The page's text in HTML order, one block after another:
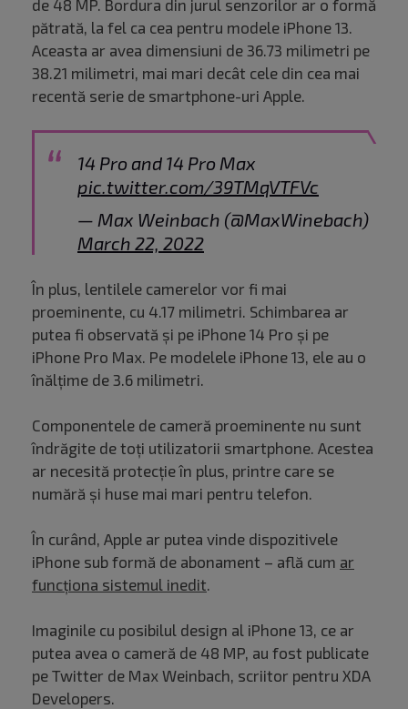
de 48 MP. Bordura din jurul senzorilor ar o formă
pătrată, la fel ca cea pentru modele iPhone 13.
Aceasta ar avea dimensiuni de 36.73 milimetri pe
38.21 milimetri, mai mari decât cele din cea mai
recentă serie de smartphone-uri Apple.
14 Pro and 14 Pro Max
pic.twitter.com/39TMqVTFVc
— Max Weinbach (@MaxWinebach)
March 22, 2022
În plus, lentilele camerelor vor fi mai
proeminente, cu 4.17 milimetri. Schimbarea ar
putea fi observată și pe iPhone 14 Pro și pe
iPhone Pro Max. Pe modelele iPhone 13, ele au o
înălțime de 3.6 milimetri.
Componentele de cameră proeminente nu sunt
îndrăgite de toți utilizatorii smartphone. Acestea
ar necesită protecție în plus, printre care se
numără și huse mai mari pentru telefon.
În curând, Apple ar putea vinde dispozitivele
iPhone sub formă de abonament – află cum ar
funcționa sistemul inedit.
Imaginile cu posibilul design al iPhone 13, ce ar
putea avea o cameră de 48 MP, au fost publicate
pe Twitter de Max Weinbach, scriitor pentru XDA
Developers.